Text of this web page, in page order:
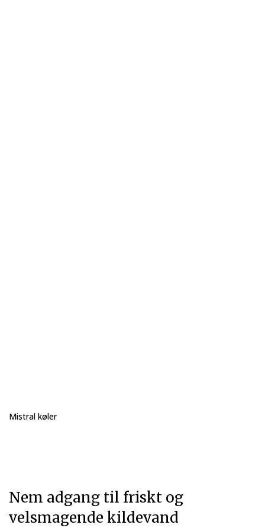
Mistral køler
Nem adgang til friskt og
velsmagende kildevand